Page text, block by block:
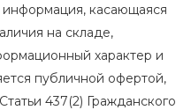
информация, касающаяся
на складе,
характер и
публичной офертой,
437(2) Гражданского